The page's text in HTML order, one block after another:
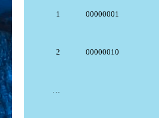
1 00000001
2 00000010